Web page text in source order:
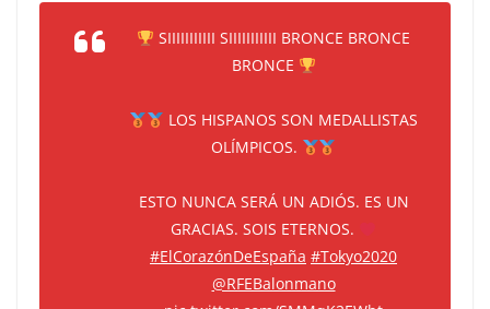
SIIIIIIIIIII SIIIIIIIIIII BRONCE BRONCE
BRONCE
LOS HISPANOS SON MEDALLISTAS
OLÍMPICOS.
ESTO NUNCA SERÁ UN ADIÓS. ES UN
GRACIAS. SOIS ETERNOS.
#ElCorazónDeEspaña #Tokyo2020
@RFEBalonmano